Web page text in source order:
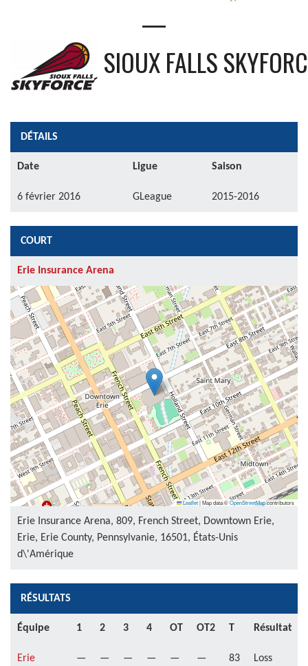
—
SIOUX FALLS
DÉTAILS
Date Ligue Saison
6 février 2016 GLeague 2015-2016
COURT
Erie Insurance Arena
Leaflet|Map data ©OpenStreetMapcontributors
Erie Insurance Arena, 809, French Street, Downtown Erie,
Erie, Erie County, Pennsylvanie, 16501, États-Unis
d\'Amérique
RÉSULTATS
Équipe 1 2 3 4 OT OT2 T Résultat
Erie
— — — — — — 83 Loss